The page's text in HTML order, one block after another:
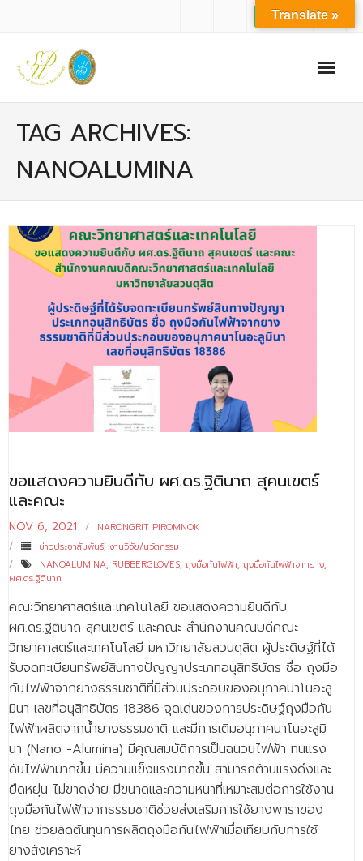
- ปรัชญาการจัดการศึกษา มหาวิทยาลัยสวนดุสิต
- ประวัติความเป็นมาของคณะ
- บุคลากร
- - สำนักงานคณะวิทยาศาสตร์และเทคโนโลยี
- - บุคลากรวิชาการ
- - บุคลากรสนับสนุน
หลักสูตร
- - วิทยาการคอมพิวเตอร์
- - วิทยาศาสตร์เครื่องสำอาง
- - อาชีวอนามัยและความปลอดภัย
- - อนามัยสิ่งแวดล้อมและสาธารณภัย
- - วิทยาศาสตร์การแพทย์
- - ความมั่นคงปลอดภัยไซเบอร์
- - อุตสาหกรรมชีวภาพเพื่อธุรกิจ
- ศึกษาศาสตรบัณฑิต
- - วิทยาศาสตร์ทั่วไป
- เทคโนโลยีบัณฑิต
- - เทคโนโลยีสารสนเทศ
ศูนย์บริการ
TAG ARCHIVES:
NANOALUMINA
ขอแสดงความยินดีกับ ผศ.ดร.ฐิตินาถ สุคนเขตร์
และคณะ
NOV 6, 2021
NARONGRIT PIROMNOK
ข่าวประชาสัมพันธ์, งานวิจัย/นวัตกรรม
NANOALUMINA, RUBBERGLOVES, ถุงมือกันไฟฟ้า, ถุงมือกันไฟฟ้าจากยาง,
ผศ.ดร.ฐิตินาถ
คณะวิทยาศาสตร์และเทคโนโลยี ขอแสดงความยินดีกับ
ผศ.ดร.ฐิตินาถ สุคนเขตร์ และคณะ สำนักงานคณบดีคณะ
วิทยาศาสตร์และเทคโนโลยี มหาวิทยาลัยสวนดุสิต ผู้ประดิษฐ์ที่ได้
รับจดทะเบียนทรัพย์สินทางปัญญาประเภทอนุสิทธิบัตร ชื่อ ถุงมือ
กันไฟฟ้าจากยางธรรมชาติที่มีส่วนประกอบของอนุภาคนาโนอะลู
มินา เลขที่อนุสิทธิบัตร 18386 จุดเด่นของการประดิษฐ์ถุงมือกัน
ไฟฟ้าผลิตจากน้ำยางธรรมชาติ และมีการเติมอนุภาคนาโนอะลูมิ
นา (Nano -Alumina) มีคุณสมบัติการเป็นฉนวนไฟฟ้า ทนแรง
ดันไฟฟ้ามากขึ้น มีความแข็งแรงมากขึ้น สามารถต้านแรงดึงและ
ยืดหยุ่น ไม่ขาดง่าย มีขนาดและความหนาที่เหมาะสมต่อการใช้งาน
ถุงมือกันไฟฟ้าจากธรรมชาติช่วยส่งเสริมการใช้ยางพาราของ
ไทย ช่วยลดต้นทุนการผลิตถุงมือกันไฟฟ้าเมื่อเทียบกับการใช้
ยางสังเคราะห์
Translate »